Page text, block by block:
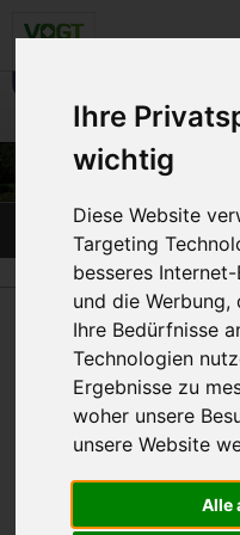
Ihre
wichtig
Diese Website
Targeting
besseres
und die Werbung,
Ihre Bedürfnisse
Technologien
Ergebnisse zu
woher unsere
unsere Website
Alle
Angebote für
Angebote für